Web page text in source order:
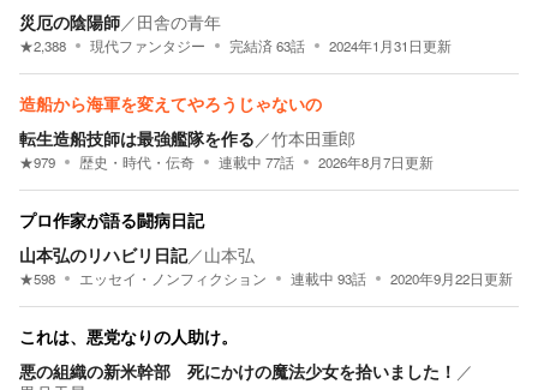
災厄の陰陽師／田舎の青年
★2,388 現代ファンタジー 完結済63話 2024年1月31日更新
造船から海軍を変えてやろうじゃないの
転生造船技師は最強艦隊を作る／竹本田重郎
★979 歴史・時代・伝奇 連載中 77話 2026年8月7日更新
プロ作家が語る闘病日記
山本弘のリハビリ日記／山本弘
★598 エッセイ・ノンフィクション 連載中 93話 2020年9月22日更新
これは、悪党なりの人助け。
悪の組織の新米幹部 死にかけの魔法少女を拾いました！ ／